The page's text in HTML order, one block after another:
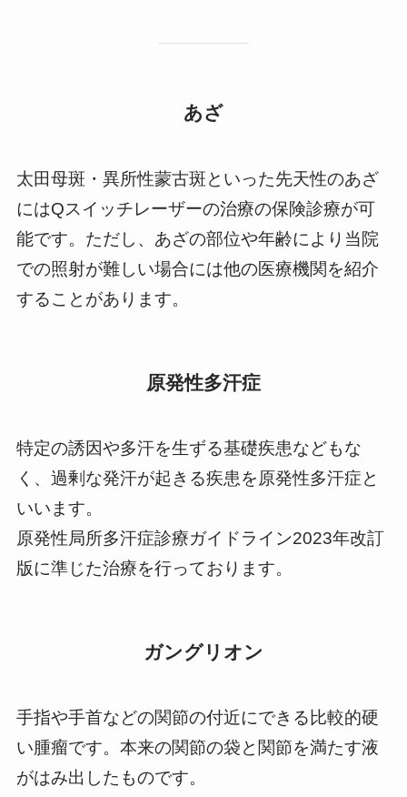
あざ
太田母斑・異所性蒙古斑といった先天性のあざ
にはQスイッチレーザーの治療の保険診療が可
能です。ただし、あざの部位や年齢により当院
での照射が難しい場合には他の医療機関を紹介
することがあります。
原発性多汗症
特定の誘因や多汗を生ずる基礎疾患などもな
く、過剰な発汗が起きる疾患を原発性多汗症と
いいます。
原発性局所多汗症診療ガイドライン2023年改訂
版に準じた治療を行っております。
ガングリオン
手指や手首などの関節の付近にできる比較的硬
い腫瘤です。本来の関節の袋と関節を満たす液
がはみ出したものです。